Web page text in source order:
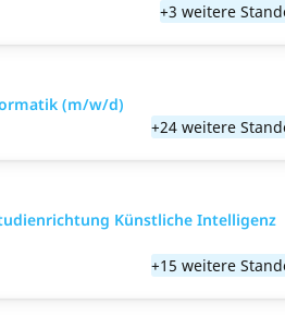
+3 weitere
(m/w/d)
+24 weitere
Künstliche Intelligenz
+15 weitere